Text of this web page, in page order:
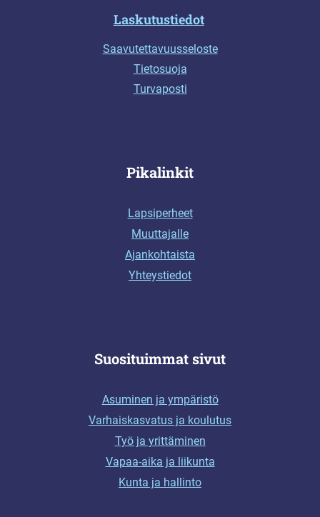
Laskutustiedot
Saavutettavuusseloste
Tietosuoja
Turvaposti
Pikalinkit
Lapsiperheet
Muuttajalle
Ajankohtaista
Yhteystiedot
Suosituimmat sivut
Asuminen ja ympäristö
Varhaiskasvatus ja koulutus
Työ ja yrittäminen
Vapaa-aika ja liikunta
Kunta ja hallinto